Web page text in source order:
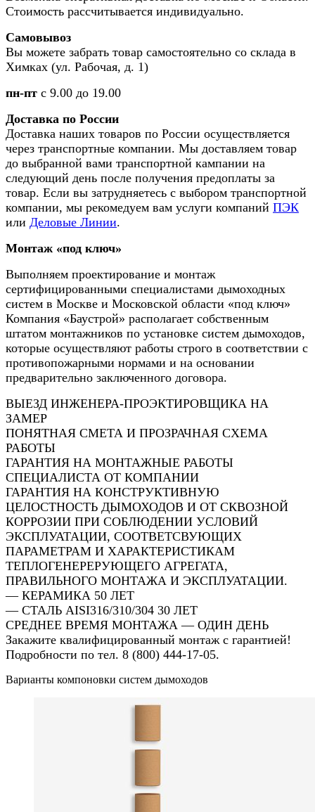
Стоимость рассчитывается индивидуально.
Самовывоз
Вы можете забрать товар самостоятельно со склада в
Химках (ул. Рабочая, д. 1)
пн-пт с 9.00 до 19.00
Доставка по России
Доставка наших товаров по России осуществляется
через транспортные компании. Мы доставляем товар
до выбранной вами транспортной кампании на
следующий день после получения предоплаты за
товар. Если вы затрудняетесь с выбором транспортной
компании, мы рекомедуем вам услуги компаний ПЭК
или Деловые Линии.
Монтаж «под ключ»
Выполняем проектирование и монтаж
сертифицированными специалистами дымоходных
систем в Москве и Московской области «под ключ»
Компания «Баустрой» располагает собственным
штатом монтажников по установке систем дымоходов,
которые осуществляют работы строго в соответствии с
противопожарными нормами и на основании
предварительно заключенного договора.
ВЫЕЗД ИНЖЕНЕРА-ПРОЭКТИРОВЩИКА НА
ЗАМЕР
ПОНЯТНАЯ СМЕТА И ПРОЗРАЧНАЯ СХЕМА
РАБОТЫ
ГАРАНТИЯ НА МОНТАЖНЫЕ РАБОТЫ
СПЕЦИАЛИСТА ОТ КОМПАНИИ
ГАРАНТИЯ НА КОНСТРУКТИВНУЮ
ЦЕЛОСТНОСТЬ ДЫМОХОДОВ И ОТ СКВОЗНОЙ
КОРРОЗИИ ПРИ СОБЛЮДЕНИИ УСЛОВИЙ
ЭКСПЛУАТАЦИИ, СООТВЕТСВУЮЩИХ
ПАРАМЕТРАМ И ХАРАКТЕРИСТИКАМ
ТЕПЛОГЕНЕРЕРУЮЩЕГО АГРЕГАТА,
ПРАВИЛЬНОГО МОНТАЖА И ЭКСПЛУАТАЦИИ.
— КЕРАМИКА 50 ЛЕТ
— СТАЛЬ AISI316/310/304 30 ЛЕТ
СРЕДНЕЕ ВРЕМЯ МОНТАЖА — ОДИН ДЕНЬ
Закажите квалифицированный монтаж с гарантией!
Подробности по тел. 8 (800) 444-17-05.
Варианты компоновки систем дымоходов